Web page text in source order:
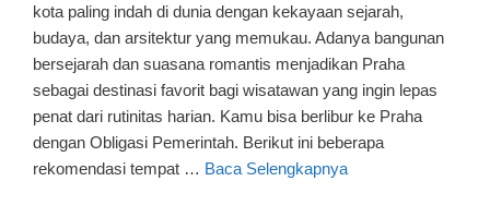
kota paling indah di dunia dengan kekayaan sejarah,
budaya, dan arsitektur yang memukau. Adanya bangunan
bersejarah dan suasana romantis menjadikan Praha
sebagai destinasi favorit bagi wisatawan yang ingin lepas
penat dari rutinitas harian. Kamu bisa berlibur ke Praha
dengan Obligasi Pemerintah. Berikut ini beberapa
rekomendasi tempat … Baca Selengkapnya